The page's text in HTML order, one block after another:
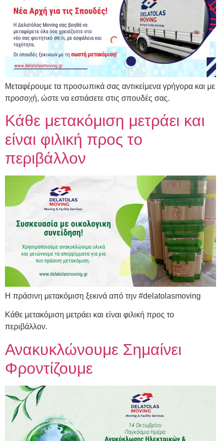
Μεταφέρουμε τα προσωπικά σας αντικείμενα γρήγορα και με
προσοχή, ώστε να εστιάσετε στις σπουδές σας.
Κάθε μετακόμιση μετράει και
είναι φιλική προς το
περιβάλλον
Η πράσινη μετακόμιση ξεκινά από την #delatolasmoving
Κάθε μετακόμιση μετράει και είναι φιλική προς το
περιβάλλον.
Ανακυκλώνουμε Σημαίνει
Φροντίζουμε